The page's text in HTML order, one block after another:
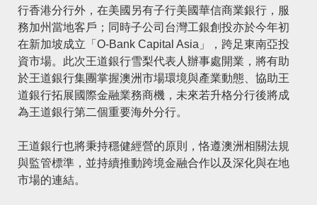
行香港分行外，在美國另有子行美國華信商業銀行，服
務加州當地客戶；同時子公司台灣工銀創投亦於今年初
在新加坡成立「O-Bank Capital Asia」，跨足東南亞投
資市場。此次王道銀行雪梨代表人辦事處開業，將有助
於王道銀行集團掌握澳洲市場環境與產業動態、協助王
道銀行拓展國際金融業務商機，未來若升格分行後將成
為王道銀行第二個重要海外分行。
王道銀行也將秉持穩健經營的原則，恪遵澳洲相關法規
與監管標準，並持續推動跨境金融合作以及深化與在地
市場的連結。